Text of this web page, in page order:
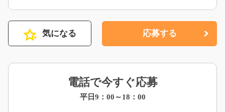
気になる 応募する
電話で今すぐ応募
平日9：00～18：00